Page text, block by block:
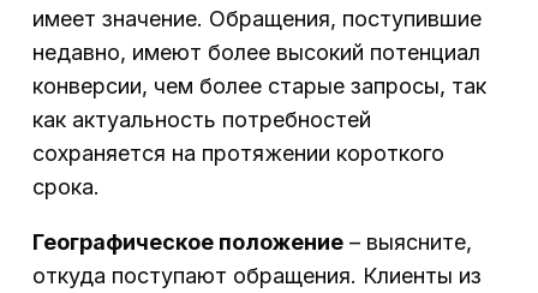
имеет значение. Обращения, поступившие
недавно, имеют более высокий потенциал
конверсии, чем более старые запросы, так
как актуальность потребностей
сохраняется на протяжении короткого
срока.
Географическое положение – выясните,
откуда поступают обращения. Клиенты из